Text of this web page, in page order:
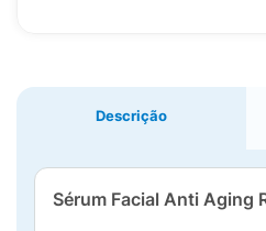
Descrição
Sérum Facial Anti Aging